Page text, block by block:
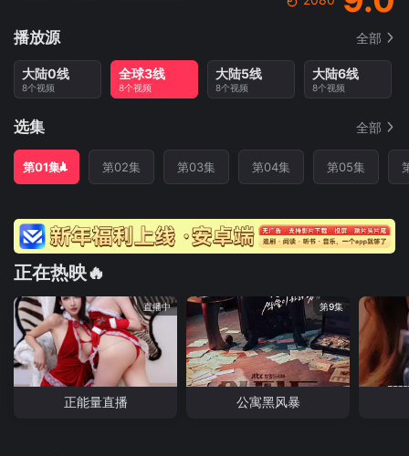
播放源 全部
大陆0线
8个视频
全球3线
8个视频
大陆5线
8个视频
大陆6线
8个视频
选集 全部
第01集 第02集 第03集 第04集 第05集
正在热映🔥
直播中
正能量直播
第9集
公寓黑风暴